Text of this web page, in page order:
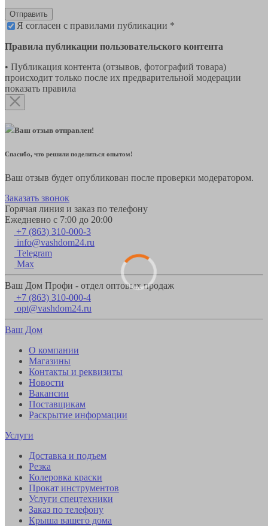
Отправить
Я согласен с правилами публикации *
Правила публикации пользовательского контента
• Публикация контента (отзывов, фотографий товара)
происходит только после их предварительной модерации
показать правила
Ваш отзыв отправлен!
Спасибо, что решили поделиться опытом!
Ваш отзыв будет опубликован после проверки модератором.
Заказать звонок
Горячая линия и заказ по телефону
Ежедневно с 7:00 до 20:00
+7 (863) 310-000-3
info@vashdom24.ru
Telegram
Max
Ваш Дом Профи - отдел оптовых продаж
+7 (863) 310-000-4
opt@vashdom24.ru
Ваш Дом
О компании
Магазины
Контакты и реквизиты
Новости
Вакансии
Поставщикам
Раскрытие информации
Услуги
Доставка и подъем
Резка
Колеровка краски
Прокат инструментов
Услуги спецтехники
Заказ по телефону
Крыша вашего дома